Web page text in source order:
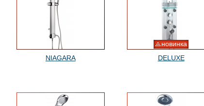
NIAGARA
новинка
DELUXE